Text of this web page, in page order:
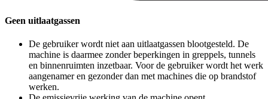
Geen uitlaatgassen
De gebruiker wordt niet aan uitlaatgassen blootgesteld. De
machine is daarmee zonder beperkingen in greppels, tunnels
en binnenruimten inzetbaar. Voor de gebruiker wordt het werk
aangenamer en gezonder dan met machines die op brandstof
werken.